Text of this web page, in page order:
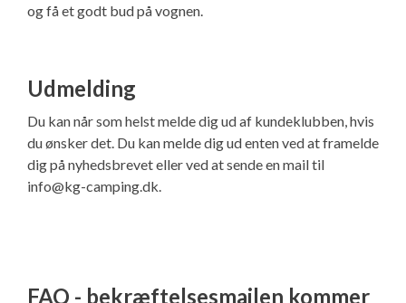
og få et godt bud på vognen.
Udmelding
Du kan når som helst melde dig ud af kundeklubben, hvis
du ønsker det. Du kan melde dig ud enten ved at framelde
dig på nyhedsbrevet eller ved at sende en mail til
info@kg-camping.dk.
FAQ - bekræftelsesmailen kommer